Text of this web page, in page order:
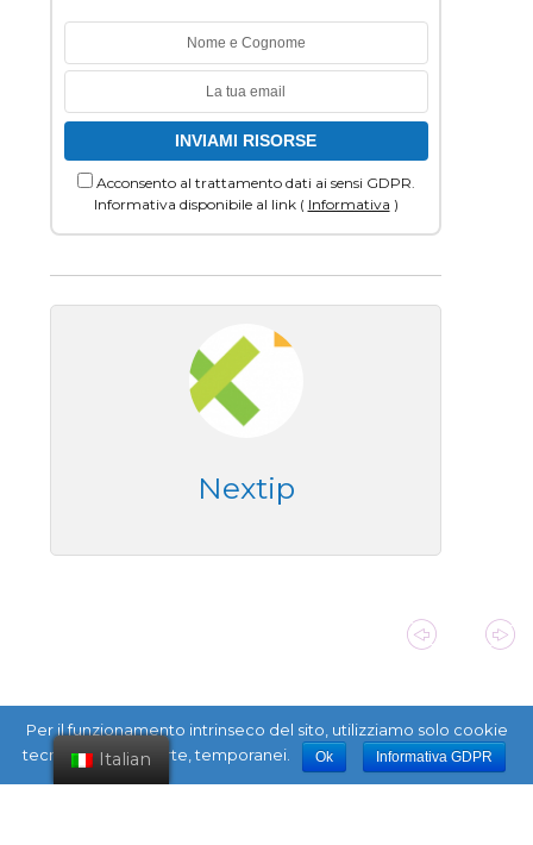
Acconsento al trattamento dati ai sensi GDPR.
Informativa disponibile al link ( Informativa )
Nextip
Italian
Per il funzionamento intrinseco del sito, utilizziamo solo cookie
tecnici di prima parte, temporanei.
Ok Informativa GDPR